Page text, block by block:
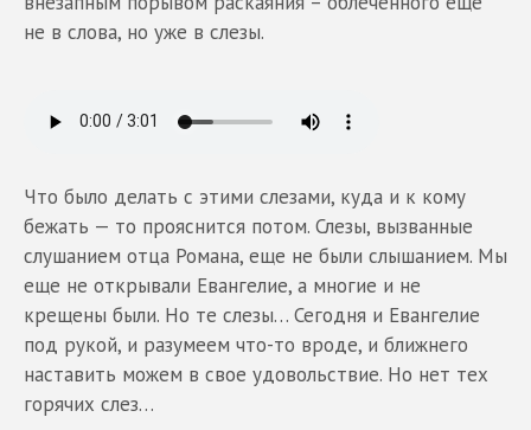
не в слова, но уже в слезы.
Что было делать с этими слезами, куда и к кому
бежать — то прояснится потом. Слезы, вызванные
слушанием отца Романа, еще не были слышанием. Мы
еще не открывали Евангелие, а многие и не
крещены были. Но те слезы… Сегодня и Евангелие
под рукой, и разумеем что-то вроде, и ближнего
наставить можем в свое удовольствие. Но нет тех
горячих слез…